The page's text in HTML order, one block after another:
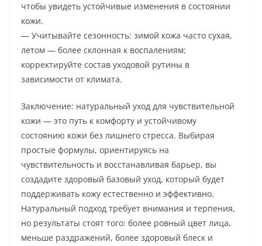
чтобы увидеть устойчивые изменения в состоянии
кожи.
— Учитывайте сезонность: зимой кожа часто сухая,
летом — более склонная к воспалениям;
корректируйте состав уходовой рутины в
зависимости от климата.
Заключение: натуральный уход для чувствительной
кожи — это путь к комфорту и устойчивому
состоянию кожи без лишнего стресса. Выбирая
простые формулы, ориентируясь на
чувствительность и восстанавливая барьер, вы
создадите здоровый базовый уход, который будет
поддерживать кожу естественно и эффективно.
Натуральный подход требует внимания и терпения,
но результаты стоят того: более ровный цвет лица,
меньше раздражений, более здоровый блеск и